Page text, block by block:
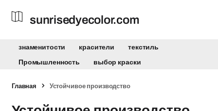
sunrisedyecolor.com
знаменитости красители
текстиль
Промышленность
выбор краски
Главная Устойчивое производство